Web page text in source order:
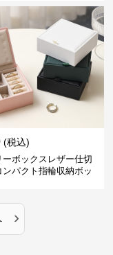
(税込)
ーボックスレザー仕切
ンパクト指輪収納ボッ
›